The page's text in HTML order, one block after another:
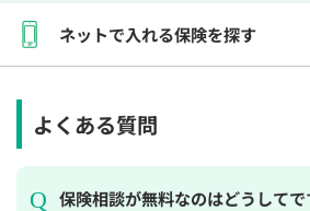
ネットで入れる保険を探す
よくある質問
保険相談が無料なのはどうしてで